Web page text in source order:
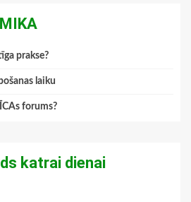
prakse?
laiku
forums?
katrai dienai